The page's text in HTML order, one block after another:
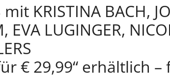
mit KRISTINA BACH,
EVA LUGINGER,
€ 29,99“ erhältlich –